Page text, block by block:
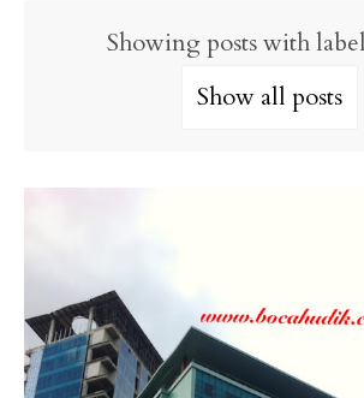
Showing posts with label
Show all posts